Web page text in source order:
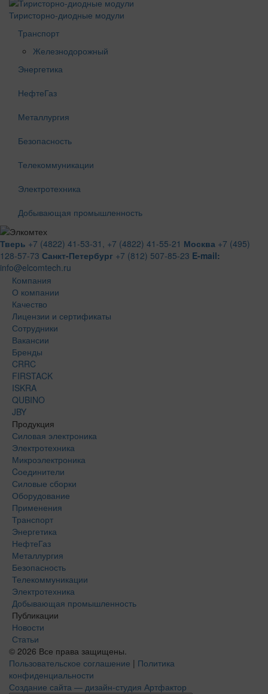
Тиристорно-диодные модули
Транспорт
Железнодорожный
Энергетика
НефтеГаз
Металлургия
Безопасность
Телекоммуникации
Электротехника
Добывающая промышленность
Тверь +7 (4822) 41-53-31, +7 (4822) 41-55-21 Москва +7 (495)
128-57-73 Санкт-Петербург +7 (812) 507-85-23 E-mail:
info@elcomtech.ru
Компания
О компании
Качество
Лицензии и сертификаты
Сотрудники
Вакансии
Бренды
CRRC
FIRSTACK
ISKRA
QUBINO
JBY
Продукция
Силовая электроника
Электротехника
Микроэлектроника
Cоединители
Силовые сборки
Оборудование
Применения
Транспорт
Энергетика
НефтеГаз
Металлургия
Безопасность
Телекоммуникации
Электротехника
Добывающая промышленность
Публикации
Новости
Статьи
© 2026 Все права защищены.
Пользовательское соглашение | Политика
конфиденциальности
Создание сайта — дизайн-студия Артфактор